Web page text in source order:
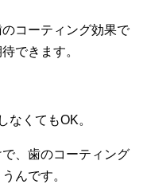
コーティング効果で
できます。
なくてもOK。
、歯のコーティング
んです。